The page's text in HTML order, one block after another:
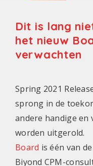
Dit is lang
het nieuw
verwachten
Spring 2021
sprong in de
andere handige en
worden uitgerold.
Board is één van
Biyond CPM-